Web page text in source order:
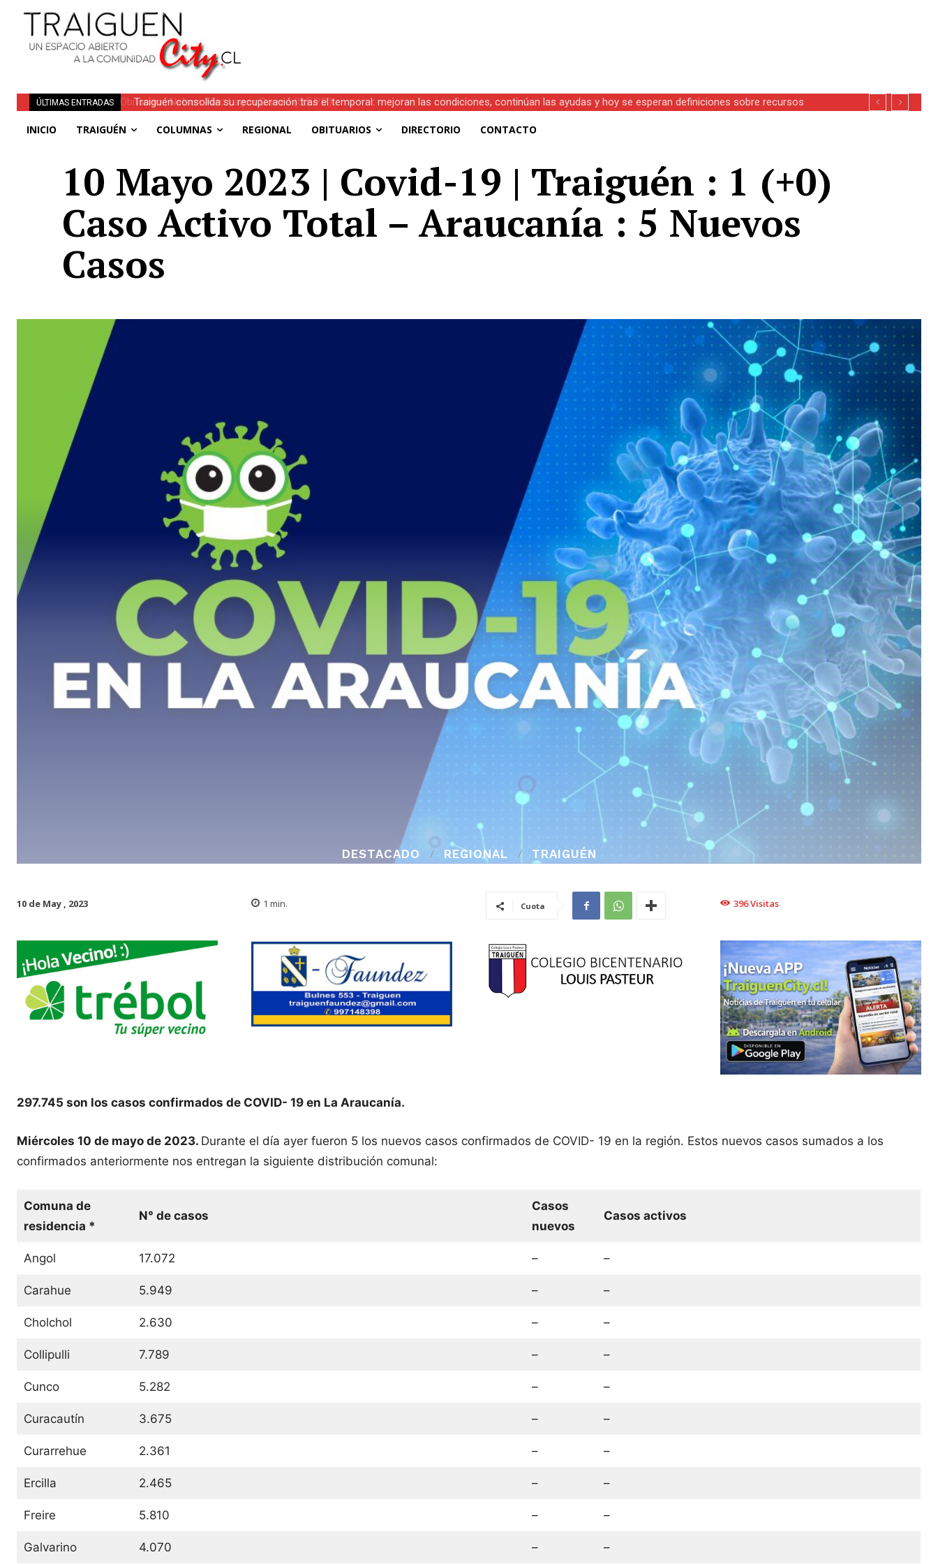
ÚLTIMAS ENTRADAS
Traiguén consolida su recuperación tras el temporal: mejoran las condiciones, continúan las ayudas y hoy se esperan definiciones sobre recursos
INICIO TRAIGUÉN COLUMNAS REGIONAL OBITUARIOS DIRECTORIO CONTACTO
10 Mayo 2023 | Covid-19 | Traiguén : 1 (+0)
Caso Activo Total – Araucanía : 5 Nuevos
Casos
DESTACADO REGIONAL TRAIGUÉN
10 de May , 2023 1 min. Cuota 396Visitas
297.745 son los casos confirmados de COVID- 19 en La Araucanía.
Miércoles 10 de mayo de 2023. Durante el día ayer fueron 5 los nuevos casos confirmados de COVID- 19 en la región. Estos nuevos casos sumados a los
confirmados anteriormente nos entregan la siguiente distribución comunal:
Comuna de
residencia *
N° de casos
Casos
nuevos
Casos activos
Angol 17.072 – –
Carahue 5.949 – –
Cholchol 2.630 – –
Collipulli 7.789 – –
Cunco 5.282 – –
Curacautín 3.675 – –
Curarrehue 2.361 – –
Ercilla 2.465 – –
Freire 5.810 – –
Galvarino 4.070 – –